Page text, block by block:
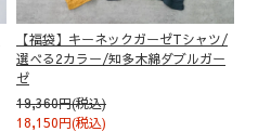
【福袋】キーネックガーゼTシャツ/
選べる2カラー/知多木綿ダブルガー
ゼ
19,360円(税込)
18,150円(税込)